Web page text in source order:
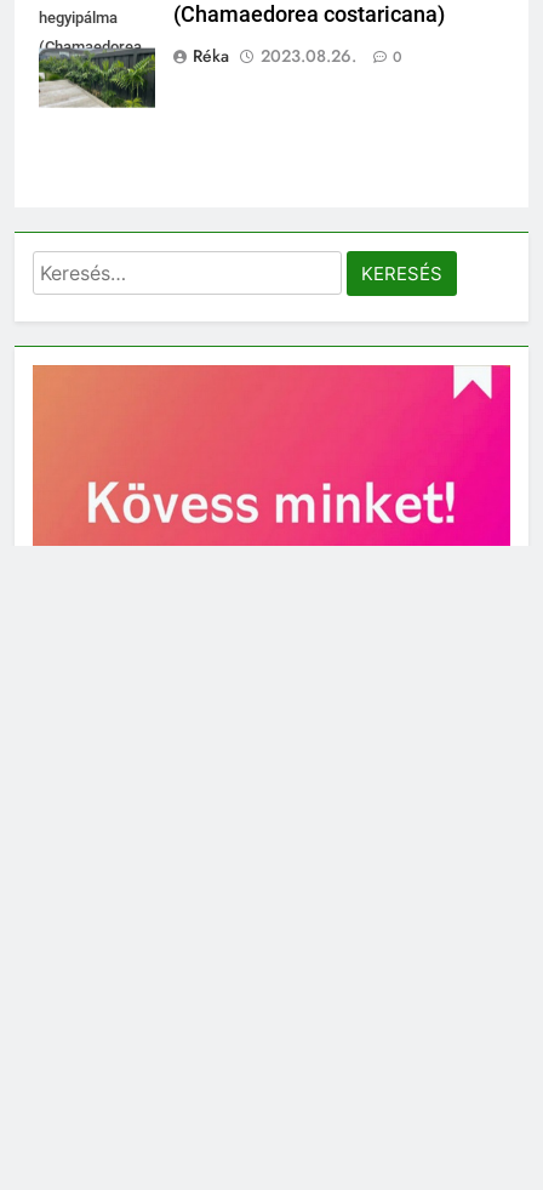
hegyipálma
(Chamaedorea
costaricana)
(Chamaedorea costaricana)
Réka
2023.08.26. 0
Keresés: